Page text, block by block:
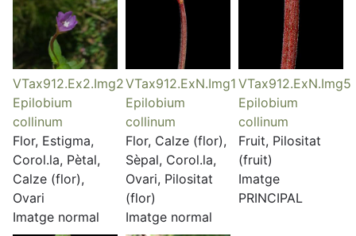
VTax912.Ex2.Img2
Epilobium
collinum
Flor, Estigma,
Corol.la, Pètal,
Calze (flor),
Ovari
Imatge normal
VTax912.ExN.Img1
Epilobium
collinum
Flor, Calze (flor),
Sèpal, Corol.la,
Ovari, Pilositat
(flor)
Imatge normal
VTax912.ExN.Img5
Epilobium
collinum
Fruit, Pilositat
(fruit)
Imatge
PRINCIPAL